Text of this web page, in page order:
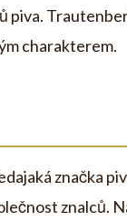
piva.
charakterem.
značka
znalců.